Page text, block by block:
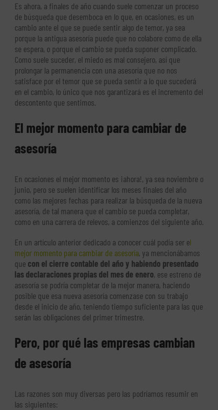
Es ahora, a finales de año cuando suele comenzar un proceso
de búsqueda que desemboca en lo que, en ocasiones, es un
cambio ante el que se puede sentir algo de temor, ya sea
porque la antigua asesoría puede que no colabore como de ella
se espera, o porque el cambio se pueda suponer complicado.
Como suele suceder, el miedo es mal consejero, así que
prolongar la permanencia con una asesoría que no nos
satisface por el temor que se pueda sentir a lo que sucederá
en el cambio, lo único que nos garantizará es el incremento del
descontento que sentimos.
El mejor momento para cambiar de
asesoría
En ocasiones el mejor momento es ¡ahora!, ya sea noviembre o
junio, pero se suelen identificar los meses finales del año
como las mejores fechas para realizar la búsqueda de la nueva
asesoría, de tal manera que el cambio se pueda completar,
como en una carrera de relevos, a comienzos del siguiente año.
En un artículo anterior dedicado a conocer cuál podía ser el
mejor momento para cambiar de asesoría, ya mencionábamos
que con el cierre contable del año y habiendo presentado
las declaraciones propias del mes de enero, ese estreno de
asesoría se podría completar de la mejor manera, haciendo
posible que esa nueva asesoría comenzase con su trabajo
desde el inicio de año, teniendo tiempo suficiente para las que
serán las obligaciones del primer trimestre.
Pero, por qué las empresas cambian
de asesoría
Las razones son muy diversas pero las podríamos resumir en
las siguientes: